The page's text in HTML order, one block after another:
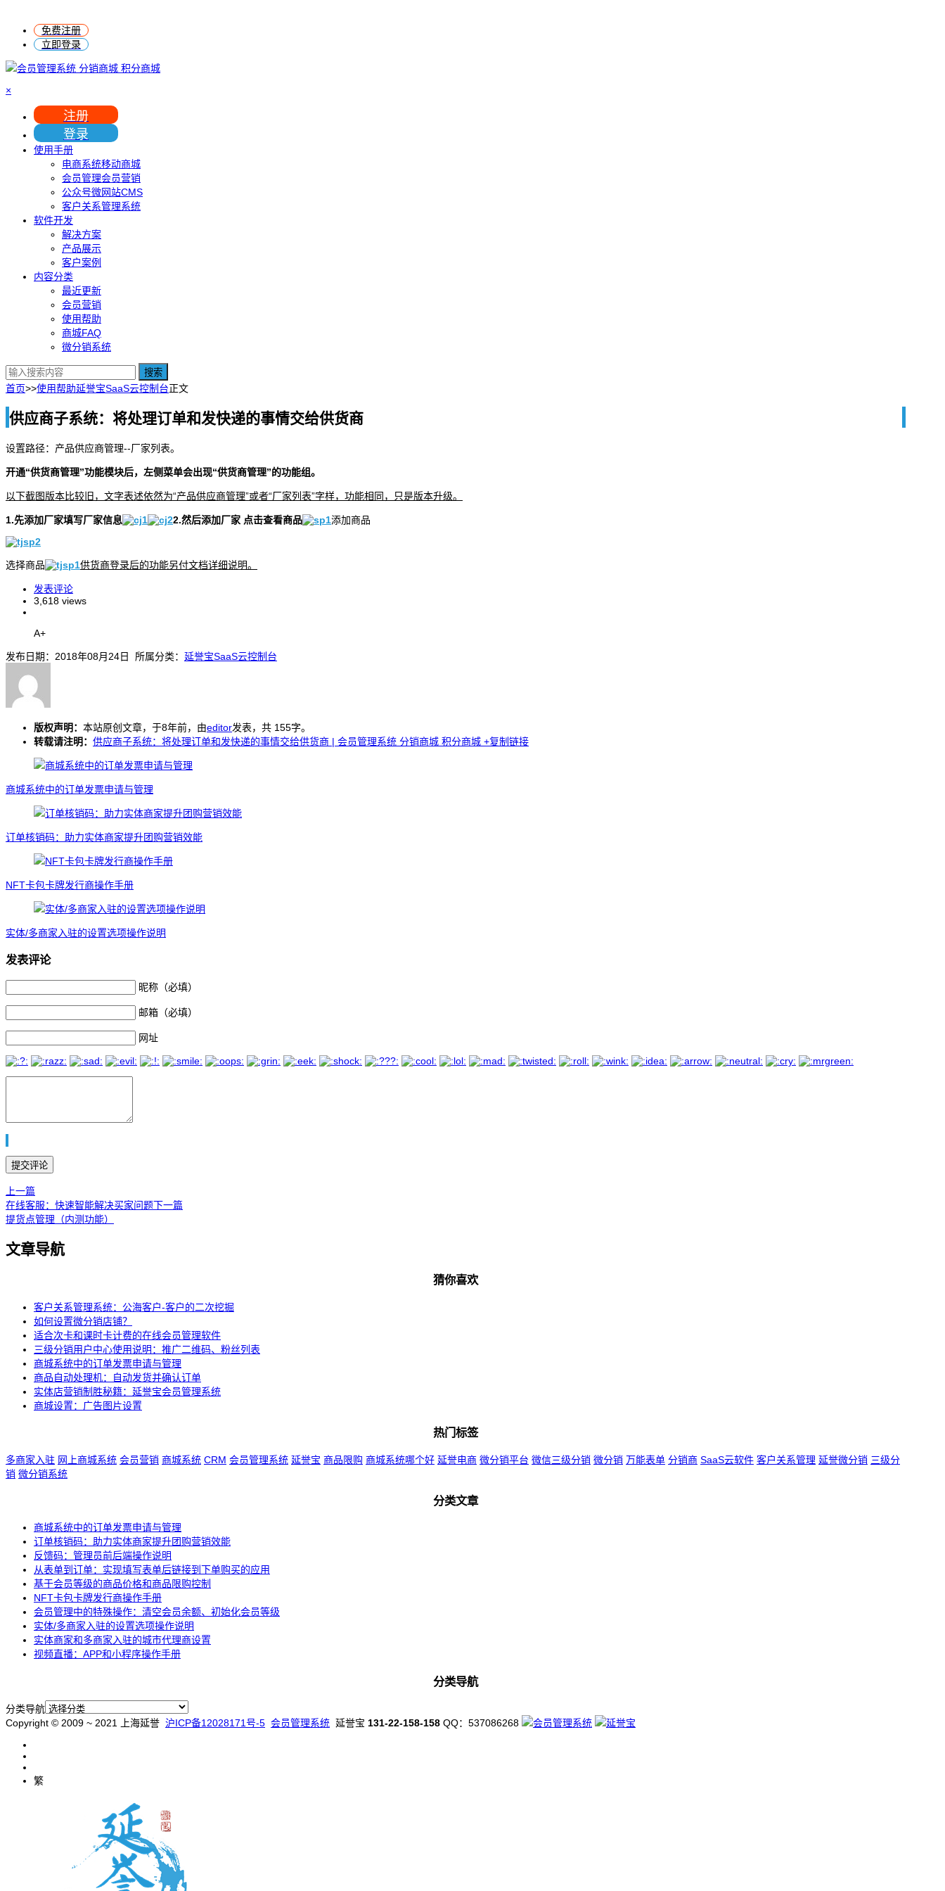
免费注册
立即登录
×
注册
登录
使用手册
电商系统移动商城
会员管理会员营销
公众号微网站CMS
客户关系管理系统
软件开发
解决方案
产品展示
客户案例
内容分类
最近更新
会员营销
使用帮助
商城FAQ
微分销系统
搜索
首页>>使用帮助延誉宝SaaS云控制台正文
供应商子系统：将处理订单和发快递的事情交给供货商
设置路径：产品供应商管理--厂家列表。
开通“供货商管理”功能模块后，左侧菜单会出现“供货商管理”的功能组。
以下截图版本比较旧，文字表述依然为“产品供应商管理”或者“厂家列表”字样，功能相同，只是版本升级。
1.先添加厂家填写厂家信息 2.然后添加厂家 点击查看商品 添加商品
选择商品 供货商登录后的功能另付文档详细说明。
发表评论
3,618 views
A+
发布日期：2018年08月24日 所属分类： 延誉宝SaaS云控制台
版权声明： 本站原创文章，于8年前，由editor发表，共 155字。
转载请注明： 供应商子系统：将处理订单和发快递的事情交给供货商 | 会员管理系统 分销商城 积分商城 +复制链接
商城系统中的订单发票申请与管理
订单核销码：助力实体商家提升团购营销效能
NFT卡包卡牌发行商操作手册
实体/多商家入驻的设置选项操作说明
发表评论
昵称（必填）
邮箱（必填）
网址
上一篇
在线客服：快速智能解决买家问题下一篇
提货点管理（内测功能）
文章导航
猜你喜欢
客户关系管理系统：公海客户-客户的二次挖掘
如何设置微分销店铺？
适合次卡和课时卡计费的在线会员管理软件
三级分销用户中心使用说明：推广二维码、粉丝列表
商城系统中的订单发票申请与管理
商品自动处理机：自动发货并确认订单
实体店营销制胜秘籍：延誉宝会员管理系统
商城设置：广告图片设置
热门标签
多商家入驻 网上商城系统 会员营销 商城系统 CRM 会员管理系统 延誉宝 商品限购 商城系统哪个好 延誉电商 微分销平台 微信三级分销 微分销 万能表单 分销商 SaaS云软件 客户关系管理 延誉微分销 三级分
销 微分销系统
分类文章
商城系统中的订单发票申请与管理
订单核销码：助力实体商家提升团购营销效能
反馈码：管理员前后端操作说明
从表单到订单：实现填写表单后链接到下单购买的应用
基于会员等级的商品价格和商品限购控制
NFT卡包卡牌发行商操作手册
会员管理中的特殊操作：清空会员余额、初始化会员等级
实体/多商家入驻的设置选项操作说明
实体商家和多商家入驻的城市代理商设置
视频直播：APP和小程序操作手册
分类导航
分类导航
Copyright © 2009 ~ 2021 上海延誉 沪ICP备12028171号-5 会员管理系统 延誉宝 131-22-158-158 QQ：537086268
繁